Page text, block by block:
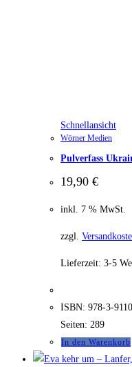
Schnellansicht
Wörner Medien
Pulverfass
19,90 €
inkl. 7 % MwSt.
zzgl.
Lieferzeit: 3-5
ISBN: 978-3-
Seiten: 289
In den Warenkorb